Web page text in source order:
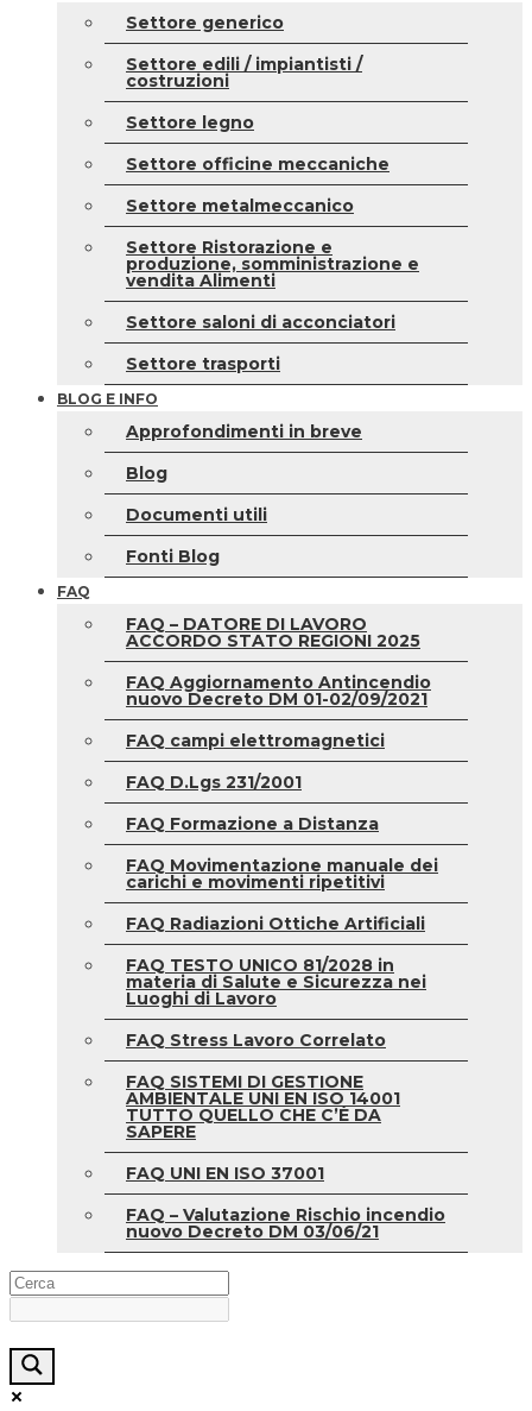
Settore generico
Settore edili / impiantisti /
costruzioni
Settore legno
Settore officine meccaniche
Settore metalmeccanico
Settore Ristorazione e
produzione, somministrazione e
vendita Alimenti
Settore saloni di acconciatori
Settore trasporti
BLOG E INFO
Approfondimenti in breve
Blog
Documenti utili
Fonti Blog
FAQ
FAQ – DATORE DI LAVORO
ACCORDO STATO REGIONI 2025
FAQ Aggiornamento Antincendio
nuovo Decreto DM 01-02/09/2021
FAQ campi elettromagnetici
FAQ D.Lgs 231/2001
FAQ Formazione a Distanza
FAQ Movimentazione manuale dei
carichi e movimenti ripetitivi
FAQ Radiazioni Ottiche Artificiali
FAQ TESTO UNICO 81/2028 in
materia di Salute e Sicurezza nei
Luoghi di Lavoro
FAQ Stress Lavoro Correlato
FAQ SISTEMI DI GESTIONE
AMBIENTALE UNI EN ISO 14001
TUTTO QUELLO CHE C’È DA
SAPERE
FAQ UNI EN ISO 37001
FAQ – Valutazione Rischio incendio
nuovo Decreto DM 03/06/21